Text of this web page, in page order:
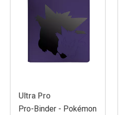
Ultra Pro
Pro-Binder - Pokémon